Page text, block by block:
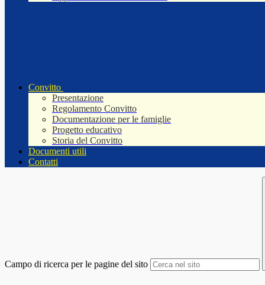
Convitto
Presentazione
Regolamento Convitto
Documentazione per le famiglie
Progetto educativo
Storia del Convitto
Documenti utili
Contatti
Campo di ricerca per le pagine del sito